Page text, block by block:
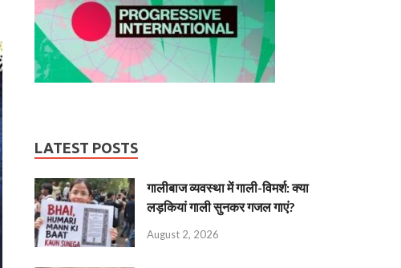
LATEST POSTS
गालीबाज व्‍यवस्‍था में गाली-विमर्श: क्या
लड़कियां गाली सुनकर गजल गाएं?
August 2, 2026